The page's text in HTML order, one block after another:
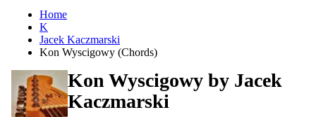
Home
K
Jacek Kaczmarski
Kon Wyscigowy (Chords)
Kon Wyscigowy by Jacek
Kaczmarski